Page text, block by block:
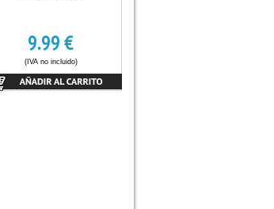
9.99€
(IVA no incluido)